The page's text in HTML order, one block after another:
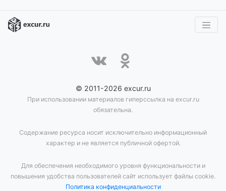
© 2011-2026 excur.ru
При использовании материалов гиперссылка на excur.ru
обязательна.
Содержание ресурса носит исключительно информационный
характер и не является публичной офертой.
Для обеспечения необходимого уровня функциональности и
повышения удобства пользователей сайт использует файлы cookie.
Политика конфиденциальности